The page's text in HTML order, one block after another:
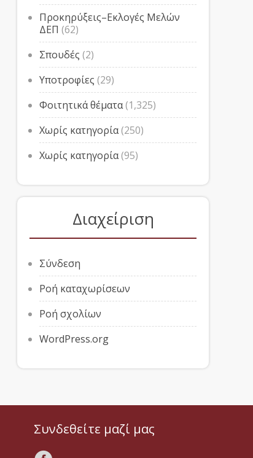
Προκηρύξεις–Εκλογές Μελών
ΔΕΠ (62)
Σπουδές (2)
Υποτροφίες (29)
Φοιτητικά θέματα(1,325)
Χωρίς κατηγορία(250)
Χωρίς κατηγορία(95)
Διαχείριση
Σύνδεση
Ροή καταχωρίσεων
Ροή σχολίων
WordPress.org
Συνδεθείτε μαζί μας